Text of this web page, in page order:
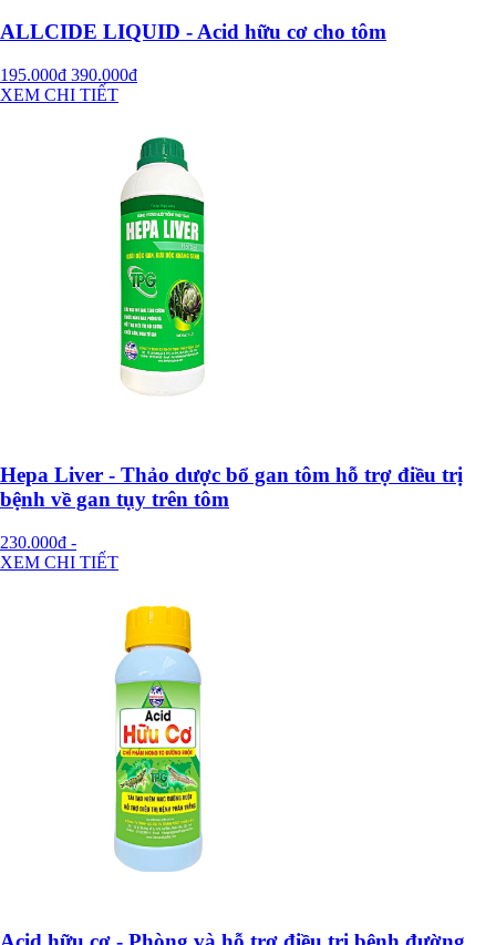
ALLCIDE LIQUID - Acid hữu cơ cho tôm
195.000đ 390.000đ
XEM CHI TIẾT
Hepa Liver - Thảo dược bổ gan tôm hỗ trợ điều trị
bệnh về gan tụy trên tôm
230.000đ -
XEM CHI TIẾT